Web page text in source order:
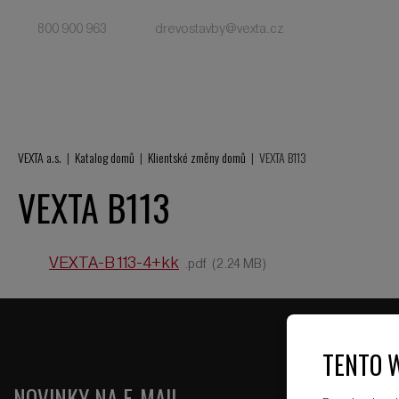
800 900 963 drevostavby@vexta.cz
VEXTA a.s. Katalog domů Klientské změny domů VEXTA B113
VEXTA B113
VEXTA-B113-4+kk pdf 2.24 MB
TENTO